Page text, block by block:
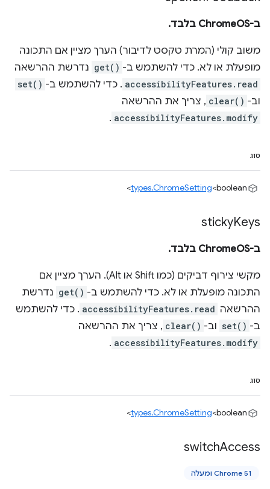
ב-ChromeOS בלבד.
משוב קולי (המרת טקסט לדיבור) הערך מציין אם התכונה
מופעלת או לא. כדי להשתמש ב- get() נדרשת ההרשאה
accessibilityFeatures.read . כדי להשתמש ב- set()
וב- clear() , צריך את ההרשאה
accessibilityFeatures.modify
.
סוג
types.ChromeSetting<boolean>
stickyKeys
ב-ChromeOS בלבד.
מקשי צירוף דביקים (כמו Shift או Alt). הערך מציין אם
התכונה מופעלת או לא. כדי להשתמש ב- get() נדרשת
ההרשאה accessibilityFeatures.read . כדי להשתמש
ב- set() וב- clear() , צריך את ההרשאה
accessibilityFeatures.modify
.
סוג
types.ChromeSetting<boolean>
switchAccess
Chrome 51 ומעלה